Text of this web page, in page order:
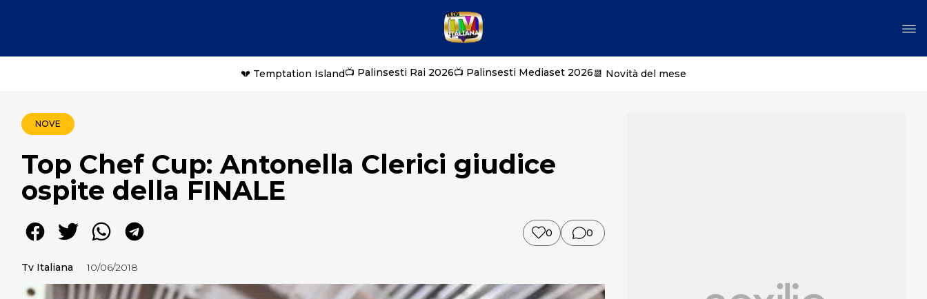
💔 Temptation Island📺 Palinsesti Rai 2026📺 Palinsesti Mediaset 2026📆 Novità del mese
NOVE
Top Chef Cup: Antonella Clerici giudice
ospite della FINALE
0 0
Tv Italiana 10/06/2018